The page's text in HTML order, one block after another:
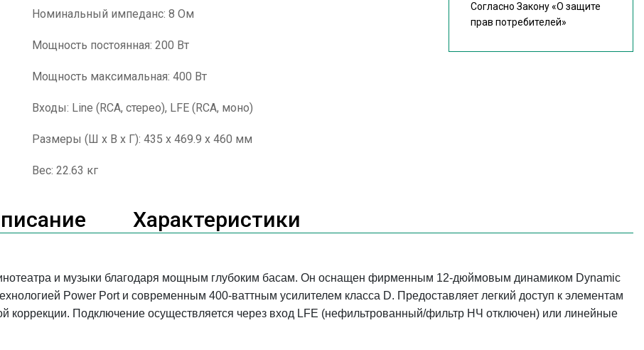
Номинальный импеданс: 8 Ом
Мощность постоянная: 200 Вт
Мощность максимальная: 400 Вт
Входы: Line (RCA, стерео), LFE (RCA, моно)
Размеры (Ш х В х Г): 435 x 469.9 x 460 мм
Вес: 22.63 кг
Согласно Закону«О защите
прав потребителей»
Характеристики
и музыки благодаря мощным глубоким басам. Он оснащен фирменным 12-дюймовым динамиком Dynamic
Power Port и современным 400-ваттным усилителем класса D. Предоставляет легкий доступ к элементам
коррекции. Подключение осуществляется через вход LFE (нефильтрованный/фильтр НЧ отключен) или линейные